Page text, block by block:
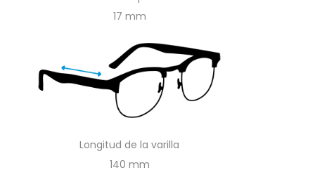
17
Longitud de la varilla
140